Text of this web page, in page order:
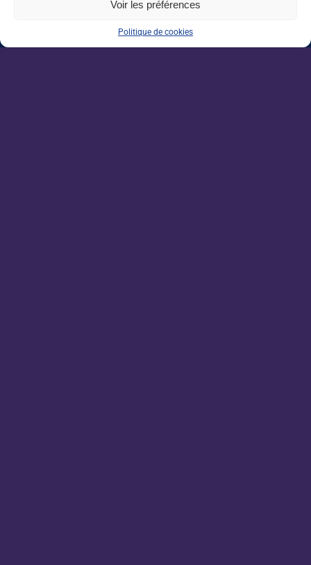
Voir les préférences
Politique de cookies
Grandes écoles : l’insertion résiste, malgré